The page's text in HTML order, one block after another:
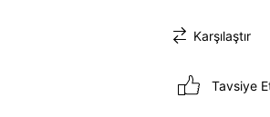
Karşılaştır
Tavsiye